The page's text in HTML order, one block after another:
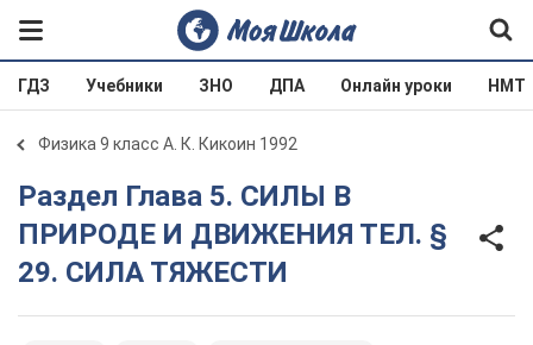
ГДЗ Учебники ЗНО ДПА Онлайн уроки НМТ
Физика 9 класс А. К. Кикоин 1992
Раздел Глава 5. СИЛЫ В
ПРИРОДЕ И ДВИЖЕНИЯ ТЕЛ. §
29. СИЛА ТЯЖЕСТИ